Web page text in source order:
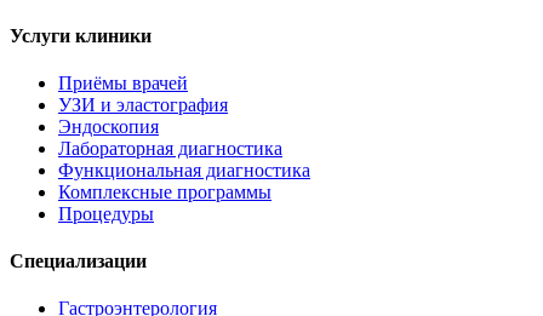
Услуги клиники
Приёмы врачей
УЗИ и эластография
Эндоскопия
Лабораторная диагностика
Функциональная диагностика
Комплексные программы
Процедуры
Специализации
Гастроэнтерология